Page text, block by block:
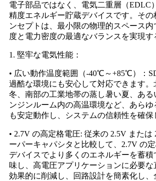
電子部品ではなく、電気二重層（EDLC
精度エネルギー貯蔵デバイスです。その
ンセプトは、最小限の物理的スペース
度と電力密度の最適なバランスを実現す
1. 堅牢な電気性能：
• 広い動作温度範囲（-40℃～+85℃）：
過酷な環境にも安心して対応できます。
冬、南部の工業地帯の蒸し暑い夏、ある
ンジンルーム内の高温環境など、あら
も安定動作し、システムの信頼性を確保
• 2.7V の高定格電圧: 従来の 2.5V または
ーパーキャパシタと比較して、2.7V の
デバイスでより多くのエネルギーを蓄
味し、高電圧アプリケーションに必要な
効果的に削減し、回路設計を簡素化し、